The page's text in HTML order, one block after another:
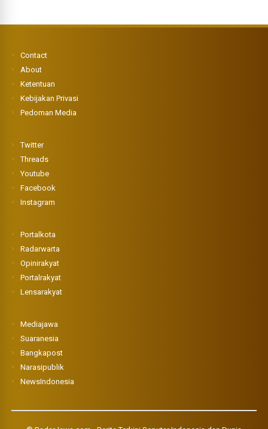
Contact
About
Ketentuan
Kebijakan Privasi
Pedoman Media
Twitter
Threads
Youtube
Facebook
Instagram
Portalkota
Radarwarta
Opinirakyat
Portalrakyat
Lensarakyat
Mediajawa
Suaranesia
Bangkapost
Narasipublik
NewsIndonesia